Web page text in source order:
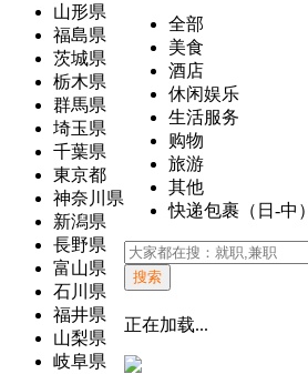
山形県
福島県
茨城県
栃木県
群馬県
埼玉県
千葉県
東京都
神奈川県
新潟県
長野県
富山県
石川県
福井県
山梨県
岐阜県
全部
美食
酒店
休闲娱乐
生活服务
购物
旅游
其他
快递包裹（日-中）
搜索
正在加载...